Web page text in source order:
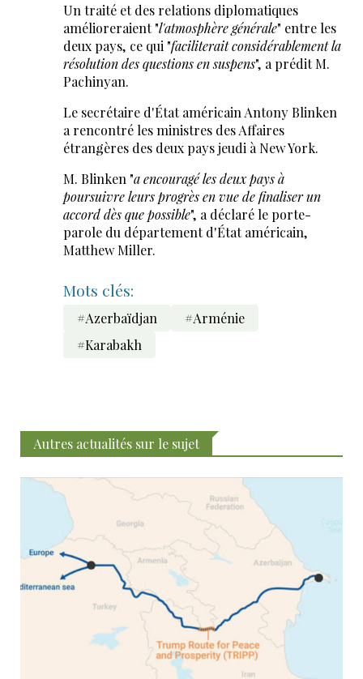
Un traité et des relations diplomatiques
amélioreraient "l'atmosphère générale" entre les
deux pays, ce qui "faciliterait considérablement la
résolution des questions en suspens", a prédit M.
Pachinyan.
Le secrétaire d'État américain Antony Blinken
a rencontré les ministres des Affaires
étrangères des deux pays jeudi à New York.
M. Blinken "a encouragé les deux pays à
poursuivre leurs progrès en vue de finaliser un
accord dès que possible", a déclaré le porte-
parole du département d'État américain,
Matthew Miller.
Mots clés:
#Azerbaïdjan
#Arménie
#Karabakh
Autres actualités sur le sujet